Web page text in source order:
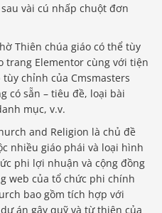
vài cú nhấp chuột đơn
Thiên chúa giáo có thể tùy
Elementor cùng với tiện
chỉnh của Cmsmasters
có sẵn – tiêu đề, loại bài
mục, v.v.
and Religion là chủ đề
nhiều giáo phái và loại hình
phi lợi nhuận và cộng đồng
web của tổ chức phi chính
bao gồm tích hợp với
án gây quỹ và từ thiện của